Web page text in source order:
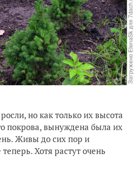
но как только их высота
покрова, вынуждена была их
Живы до сих пор и
Хотя растут очень